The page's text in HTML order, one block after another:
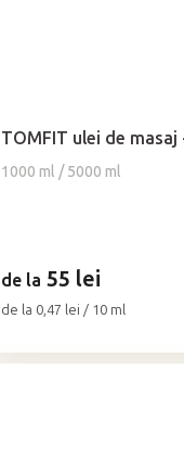
TOMFIT ulei de masaj
1000 ml / 5000 ml
a
produsului
stele.
de la 55 lei
Evaluare
de la 0,47 lei / 10 ml